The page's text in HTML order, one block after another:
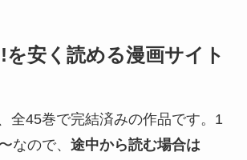
安く読める漫画サイト
全45巻で完結済みの作品です。1
なので、 途中から読む場合は